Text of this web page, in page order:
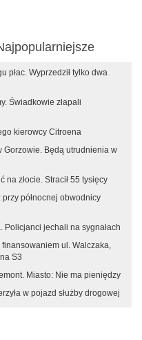
płac. Wyprzedził tylko dwa
Świadkowie złapali
kierowcy Citroena
Gorzowie. Będą utrudnienia w
na złocie. Stracił 55 tysięcy
północnej obwodnicy
jechali na sygnałach
ul. Walczaka,
S3
Miasto: Nie ma pieniędzy
w pojazd służby drogowej